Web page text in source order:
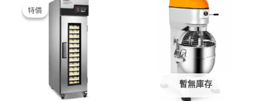
特價
特價
始
$21,800.00。
前
價
格：
$17,500.00。
暫無庫存